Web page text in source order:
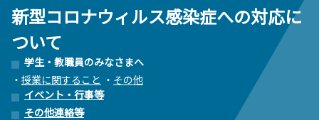
基本情報
情報公開・外部評価
組織･規程
教員・研究者一覧
各種基本方針、ポリシー等
情報メディアセンター
(図書館)
情報メディアセンター(図書館)のご案内
です。
学年暦
成績評価・卒業認定・学位
証明書の発行
環境学科
地域と関りながら環境問題に取り組む
入試
入試過去問題の公開
過去の入試結果
令和9年度入試についてのご案内
学生生活
学生住居
就職
新型コロナウィルス感染症への対応に
ついて
学生・教職員のみなさまへ
・ 授業に関すること ・ その他
イベント・行事等
その他連絡等